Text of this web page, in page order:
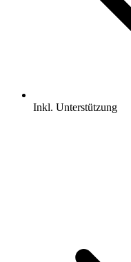
Inkl. Unterstützung